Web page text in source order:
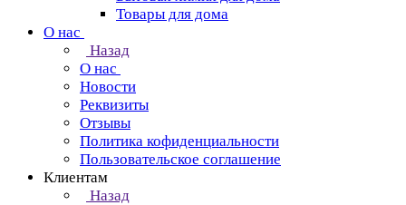
Товары для дома
О нас
Назад
О нас
Новости
Реквизиты
Отзывы
Политика кофиденциальности
Пользовательское соглашение
Клиентам
Назад